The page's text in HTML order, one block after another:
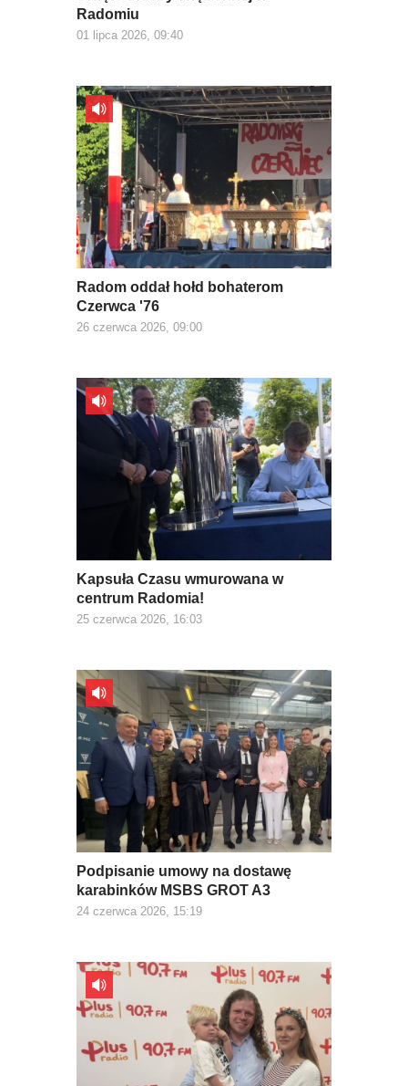
Radomiu
01 lipca 2026, 09:40
Radom oddał hołd bohaterom
Czerwca '76
26 czerwca 2026, 09:00
Kapsuła Czasu wmurowana w
centrum Radomia!
25 czerwca 2026, 16:03
Podpisanie umowy na dostawę
karabinków MSBS GROT A3
24 czerwca 2026, 15:19